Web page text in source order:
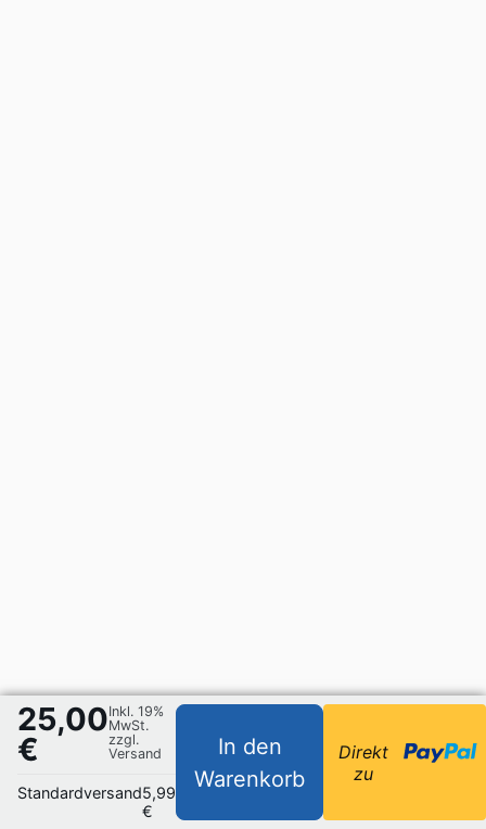
25,00
€
Inkl. 19%
MwSt.
zzgl.
Versand
Standardversand5,99
€
In den
Warenkorb
Direkt
zu